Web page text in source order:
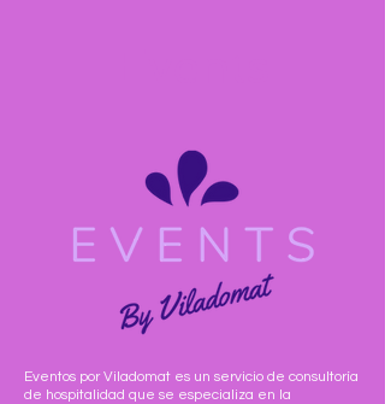
Eventos por Viladomat es un servicio de consultoría
de hospitalidad que se especializa en la